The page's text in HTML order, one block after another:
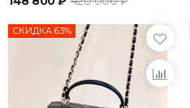
СКИДКА 63%